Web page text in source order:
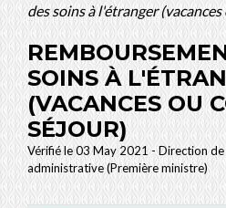
des soins à l'étranger
SOINS À
(VACANCES OU
SÉJOUR)
Vérifié le 03 May 2021 - Direction
administrative (Première ministre)